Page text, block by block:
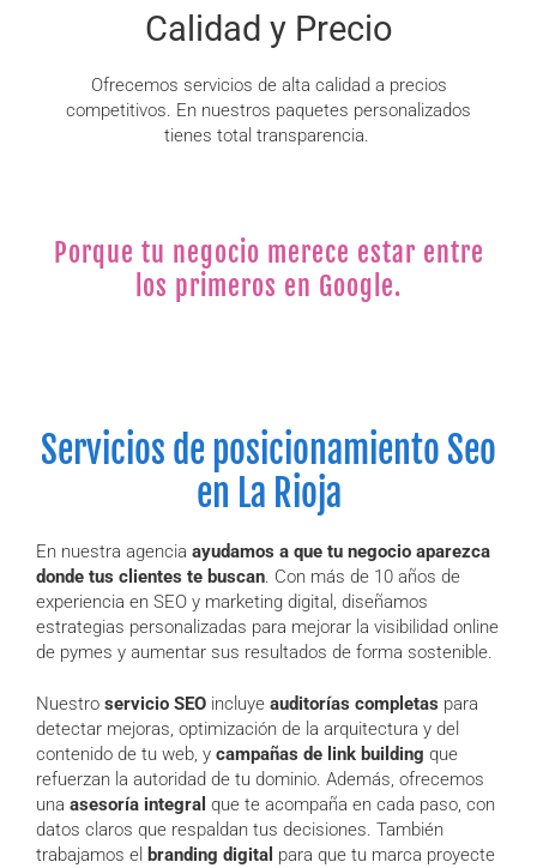
Calidad y Precio
Ofrecemos servicios de alta calidad a precios
competitivos. En nuestros paquetes personalizados
tienes total transparencia.
Porque tu negocio merece estar entre
los primeros en Google.
Servicios de posicionamiento Seo
en La Rioja
En nuestra agencia ayudamos a que tu negocio aparezca
donde tus clientes te buscan. Con más de 10 años de
experiencia en SEO y marketing digital, diseñamos
estrategias personalizadas para mejorar la visibilidad online
de pymes y aumentar sus resultados de forma sostenible.
Nuestro servicio SEO incluye auditorías completas para
detectar mejoras, optimización de la arquitectura y del
contenido de tu web, y campañas de link building que
refuerzan la autoridad de tu dominio. Además, ofrecemos
una asesoría integral que te acompaña en cada paso, con
datos claros que respaldan tus decisiones. También
trabajamos el branding digital para que tu marca proyecte